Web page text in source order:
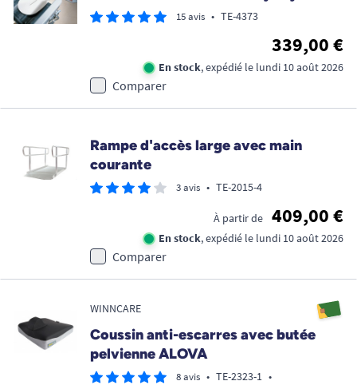
15 avis • TE-4373
339,00 €
En stock, expédié le lundi 10 août 2026
Comparer
Rampe d'accès large avec main
courante
3 avis • TE-2015-4
À partir de 409,00 €
En stock, expédié le lundi 10 août 2026
Comparer
WINNCARE
Coussin anti-escarres avec butée
pelvienne ALOVA
8 avis • TE-2323-1 •